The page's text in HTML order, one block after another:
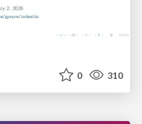
0 310